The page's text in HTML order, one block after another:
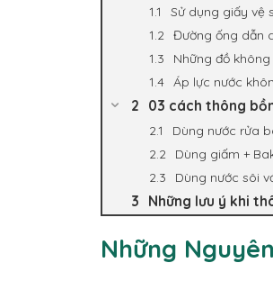
Sử dụng giấy vệ
Đường ống dẫn
Những đồ
Áp lực nước
03 cách thông
Dùng nước rửa
Dùng giấm +
Dùng nước sôi
Những lưu ý khi
Những